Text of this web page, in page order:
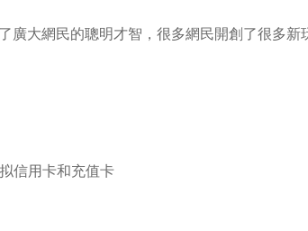
廣大網民的聰明才智，很多網民開創了很多新
信用卡和充值卡